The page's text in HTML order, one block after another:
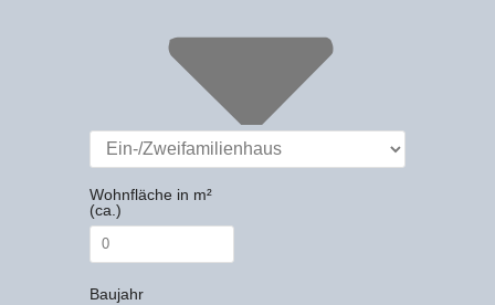
Wohnfläche in m²
(ca.)
Baujahr